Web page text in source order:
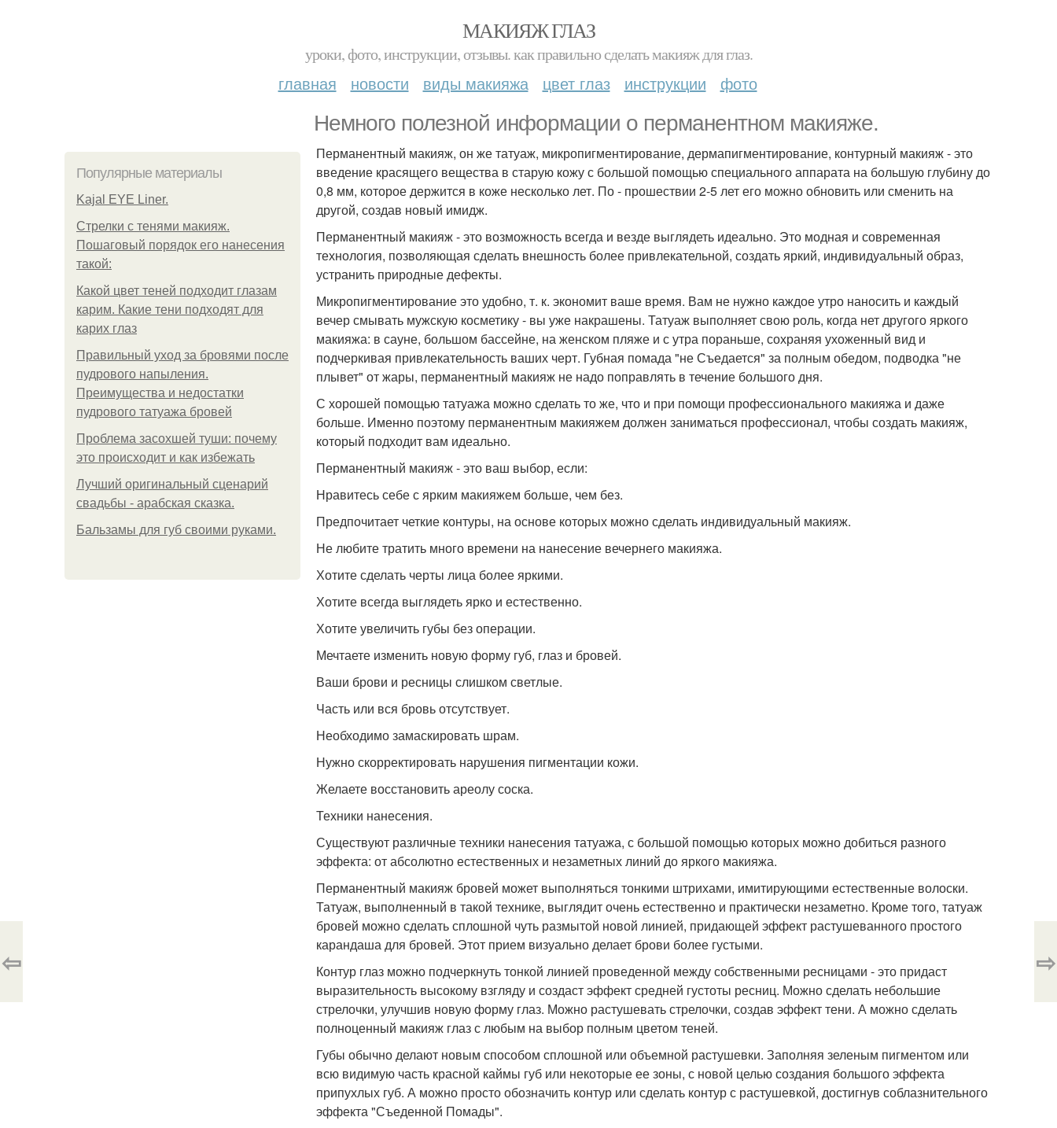
МАКИЯЖ ГЛАЗ
уроки, фото, инструкции, отзывы. как правильно сделать макияж для глаз.
главная новости виды макияжа цвет глаз инструкции фото
Немного полезной информации о перманентном макияже.
Популярные материалы
Kajal EYE Liner.
Стрелки с тенями макияж.
Пошаговый порядок его нанесения
такой:
Какой цвет теней подходит глазам
карим. Какие тени подходят для
карих глаз
Правильный уход за бровями после
пудрового напыления.
Преимущества и недостатки
пудрового татуажа бровей
Проблема засохшей туши: почему
это происходит и как избежать
Лучший оригинальный сценарий
свадьбы - арабская сказка.
Бальзамы для губ своими руками.
Перманентный макияж, он же татуаж, микропигментирование, дермапигментирование, контурный макияж - это
введение красящего вещества в старую кожу с большой помощью специального аппарата на большую глубину до
0,8 мм, которое держится в коже несколько лет. По - прошествии 2-5 лет его можно обновить или сменить на
другой, создав новый имидж.
Перманентный макияж - это возможность всегда и везде выглядеть идеально. Это модная и современная
технология, позволяющая сделать внешность более привлекательной, создать яркий, индивидуальный образ,
устранить природные дефекты.
Микропигментирование это удобно, т. к. экономит ваше время. Вам не нужно каждое утро наносить и каждый
вечер смывать мужскую косметику - вы уже накрашены. Татуаж выполняет свою роль, когда нет другого яркого
макияжа: в сауне, большом бассейне, на женском пляже и с утра пораньше, сохраняя ухоженный вид и
подчеркивая привлекательность ваших черт. Губная помада "не Съедается" за полным обедом, подводка "не
плывет" от жары, перманентный макияж не надо поправлять в течение большого дня.
С хорошей помощью татуажа можно сделать то же, что и при помощи профессионального макияжа и даже
больше. Именно поэтому перманентным макияжем должен заниматься профессионал, чтобы создать макияж,
который подходит вам идеально.
Перманентный макияж - это ваш выбор, если:
Нравитесь себе с ярким макияжем больше, чем без.
Предпочитает четкие контуры, на основе которых можно сделать индивидуальный макияж.
Не любите тратить много времени на нанесение вечернего макияжа.
Хотите сделать черты лица более яркими.
Хотите всегда выглядеть ярко и естественно.
Хотите увеличить губы без операции.
Мечтаете изменить новую форму губ, глаз и бровей.
Ваши брови и ресницы слишком светлые.
Часть или вся бровь отсутствует.
Необходимо замаскировать шрам.
Нужно скорректировать нарушения пигментации кожи.
Желаете восстановить ареолу соска.
Техники нанесения.
Существуют различные техники нанесения татуажа, с большой помощью которых можно добиться разного
эффекта: от абсолютно естественных и незаметных линий до яркого макияжа.
Перманентный макияж бровей может выполняться тонкими штрихами, имитирующими естественные волоски.
Татуаж, выполненный в такой технике, выглядит очень естественно и практически незаметно. Кроме того, татуаж
бровей можно сделать сплошной чуть размытой новой линией, придающей эффект растушеванного простого
карандаша для бровей. Этот прием визуально делает брови более густыми.
Контур глаз можно подчеркнуть тонкой линией проведенной между собственными ресницами - это придаст
выразительность высокому взгляду и создаст эффект средней густоты ресниц. Можно сделать небольшие
стрелочки, улучшив новую форму глаз. Можно растушевать стрелочки, создав эффект тени. А можно сделать
полноценный макияж глаз с любым на выбор полным цветом теней.
Губы обычно делают новым способом сплошной или объемной растушевки. Заполняя зеленым пигментом или
всю видимую часть красной каймы губ или некоторые ее зоны, с новой целью создания большого эффекта
припухлых губ. А можно просто обозначить контур или сделать контур с растушевкой, достигнув соблазнительного
эффекта "Съеденной Помады".
⇦ ⇨